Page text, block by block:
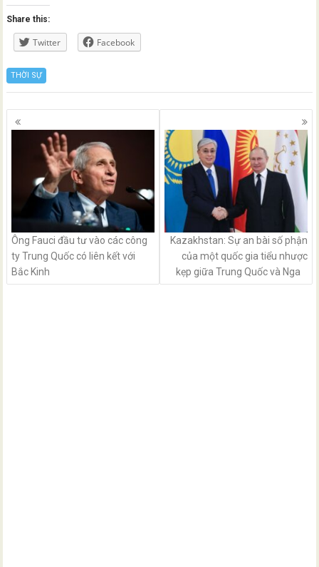
Share this:
Twitter Facebook
THỜI SỰ
Posts
navigation
Ông Fauci đầu tư vào các công
ty Trung Quốc có liên kết với
Bắc Kinh
Kazakhstan: Sự an bài số phận
của một quốc gia tiểu nhược
kẹp giữa Trung Quốc và Nga